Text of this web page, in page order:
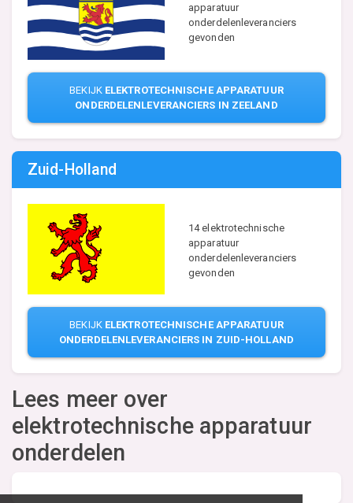
apparatuur
onderdelenleveranciers
gevonden
BEKIJK ELEKTROTECHNISCHE APPARATUUR
ONDERDELENLEVERANCIERS IN ZEELAND
Zuid-Holland
14 elektrotechnische
apparatuur
onderdelenleveranciers
gevonden
BEKIJK ELEKTROTECHNISCHE APPARATUUR
ONDERDELENLEVERANCIERS IN ZUID-HOLLAND
Lees meer over
elektrotechnische apparatuur
onderdelen